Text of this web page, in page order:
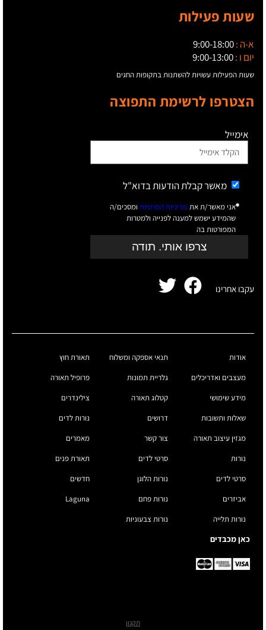
שעות פעילות
א-ה :9:00-18:00
יום ו :9:00-13:00
שעות הפעילות עשויות להשתנות בתקופות החגים
הצטרפו לרשימת התפוצה
אימייל
מאשר קבלת הודעות בדוא"ל
אני מאשר/ת אתמדיניות הפרטיות ומסכים/ה
שהמידע ישמש למענה לפנייה ולמטרות
המפורטות בה
צרפו אותי. תודה
עקבו אחרינו
אודות
מעצבים ואדריכלים
מידע שימושי
שאלות ותשובות
מגזין עיצוב תאורה
תנאי אספקה ומשלוח
גלריית תמונות
קטלוג תאורה
דרושים
צור קשר
תאורת חוץ
פרופיל תאורה
צילינדרים
נורות לדים
מאמרים
נורות
סרטי לדים
אביזרים
נורות תלייה
סרטי לדים
נורות הלוגן
נורות פחם
נורות צבעוניות
תאורת פנים
חדשים
Laguna
כאן מכבדים
תקנון